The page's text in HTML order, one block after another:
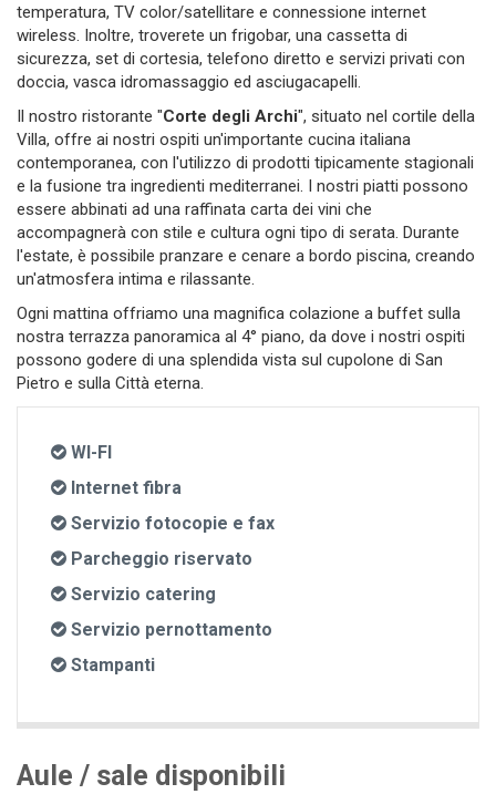
temperatura, TV color/satellitare e connessione internet
wireless. Inoltre, troverete un frigobar, una cassetta di
sicurezza, set di cortesia, telefono diretto e servizi privati con
doccia, vasca idromassaggio ed asciugacapelli.
Il nostro ristorante "Corte degli Archi", situato nel cortile della
Villa, offre ai nostri ospiti un'importante cucina italiana
contemporanea, con l'utilizzo di prodotti tipicamente stagionali
e la fusione tra ingredienti mediterranei. I nostri piatti possono
essere abbinati ad una raffinata carta dei vini che
accompagnerà con stile e cultura ogni tipo di serata. Durante
l'estate, è possibile pranzare e cenare a bordo piscina, creando
un'atmosfera intima e rilassante.
Ogni mattina offriamo una magnifica colazione a buffet sulla
nostra terrazza panoramica al 4° piano, da dove i nostri ospiti
possono godere di una splendida vista sul cupolone di San
Pietro e sulla Città eterna.
WI-FI
Internet fibra
Servizio fotocopie e fax
Parcheggio riservato
Servizio catering
Servizio pernottamento
Stampanti
Aule / sale disponibili